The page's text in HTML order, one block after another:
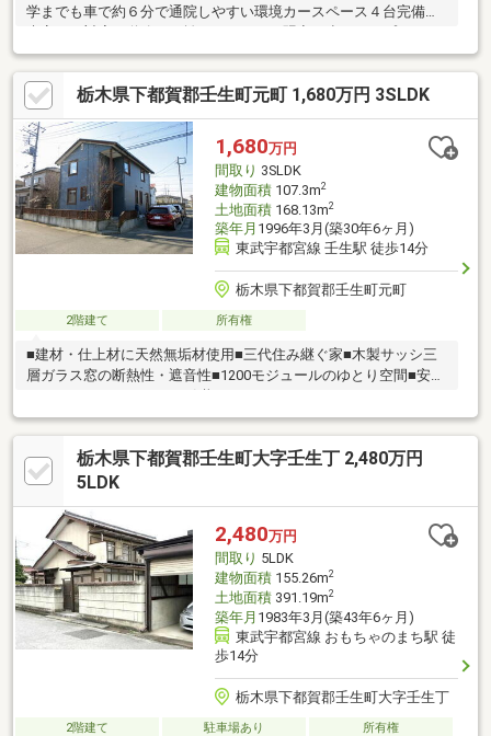
学までも車で約６分で通院しやすい環境カースペース４台完備で
シーが守られた静かな土地南向きの物件で暖かい光が心地よい空
間収納豊富なシステムキッチンでキッチン用品も収納可プロパン
ガスで災害時にも復旧が早く安心フローリング、畳、キッチン、
バス、トイレ：リフォーム済み
栃木県下都賀郡壬生町元町 1,680万円 3SLDK
1,680万円
間取り 3SLDK
建物面積107.3m2
土地面積168.13m2
築年月 1996年3月(築30年6ヶ月)
東武宇都宮線 壬生駅 徒歩14分
栃木県下都賀郡壬生町元町
2階建て 所有権
■建材・仕上材に天然無垢材使用■三代住み継ぐ家■木製サッシ三
層ガラス窓の断熱性・遮音性■1200モジュールのゆとり空間■安心
年無料定期健診システム） ■24時間熱交換型換気システム■高気
密・高断熱・計画換気 ■優れた耐震性能■高い防犯性能■火災に強
い防火性能■強力な台風にも負けない耐風・耐水性能
栃木県下都賀郡壬生町大字壬生丁 2,480万円
5LDK
2,480万円
間取り 5LDK
建物面積155.26m2
土地面積391.19m2
築年月 1983年3月(築43年6ヶ月)
東武宇都宮線 おもちゃのまち駅 徒
歩14分
栃木県下都賀郡壬生町大字壬生丁
2階建て 駐車場あり 所有権